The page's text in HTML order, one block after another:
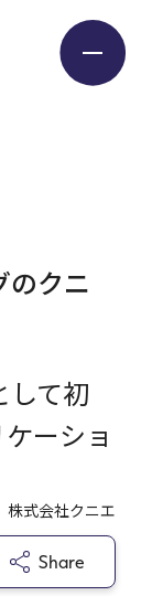
のクニ
して初
ーショ
株式会社クニエ
Share